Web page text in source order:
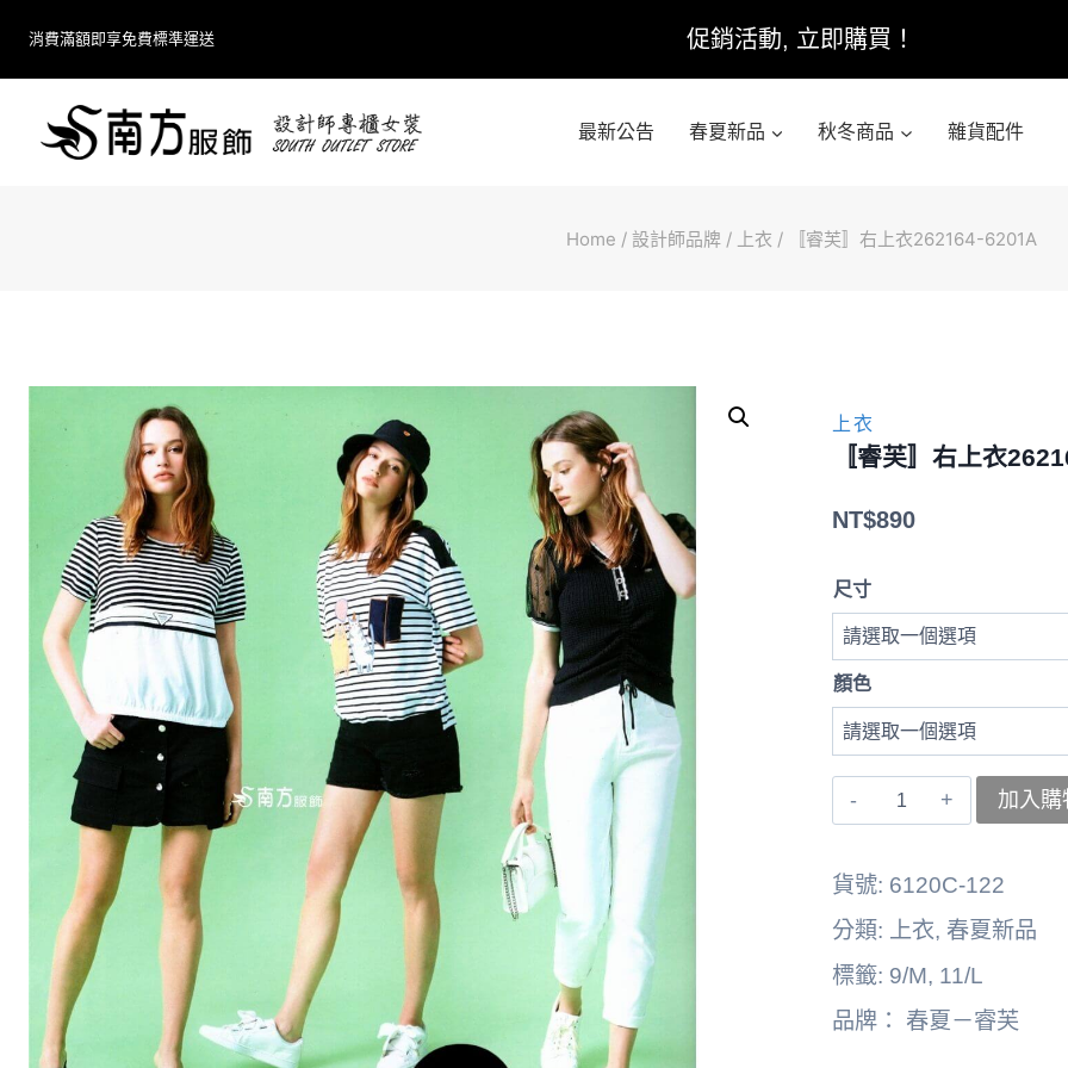
消費滿額即享免費標準運送 促銷活動, 立即購買！
最新公告 春夏新品 秋冬商品 雜貨配件
Home / 設計師品牌 / 上衣 / 〚睿芙〛右上衣262164-6201A
上衣
〚睿芙〛右上衣
NT$890
尺寸
顏色
〚睿
262164-
6201A
加入購
貨號: 6120C-122
分類:
上衣, 春夏新品
標籤: 9/M, 11/L
品牌： 春夏－睿芙